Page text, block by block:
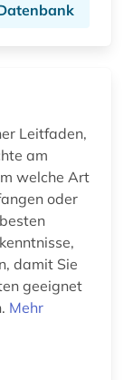
Leitfaden,
am
welche Art
oder
damit Sie
geeignet
Mehr